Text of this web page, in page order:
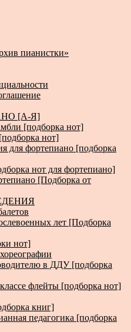
музыка, статьи…
пианистки»
[А-Я]
[подборка нот]
нот]
для фортепиано [подборка
нот для фортепиано]
[Подборка от
лет [Подборка
нот]
в ДДУ [подборка
флейты [подборка нот]
книг]
педагогика [подборка